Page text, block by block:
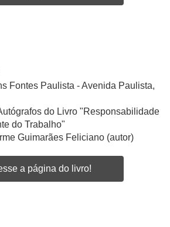
Fontes Paulista - Avenida Paulista,
do Livro "Responsabilidade
do Trabalho"
Guimarães Feliciano (autor)
a página do livro!